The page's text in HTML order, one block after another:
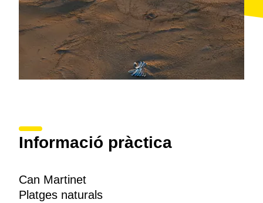
Informació pràctica
Can Martinet
Platges naturals